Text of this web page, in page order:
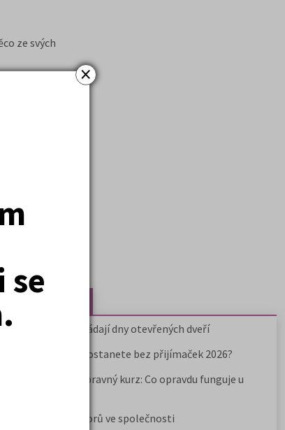
×
se
ze svých
vysoké školy pořádají dny otevřených dveří
které fakulty se dostanete bez přijímaček 2026?
vs. přípravný kurz: Co opravdu funguje u
a vnímání oborů ve společnosti